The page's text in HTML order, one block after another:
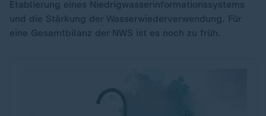
Etablierung eines Niedrigwasserinformationssystems
und die Stärkung der Wasserwiederverwendung. Für
eine Gesamtbilanz der NWS ist es noch zu früh.